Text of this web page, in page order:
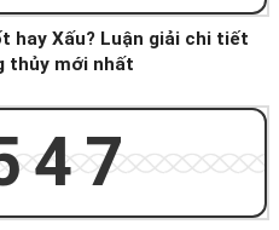
hay Xấu? Luận giải chi tiết
thủy mới nhất